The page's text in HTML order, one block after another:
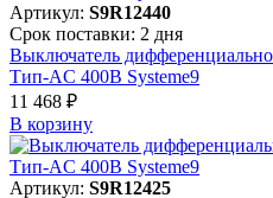
Артикул: S9R12440
Срок поставки: 2 дня
Выключатель
Тип-AC 400В Systeme9
11 468 ₽
В корзинy
Артикул: S9R12425